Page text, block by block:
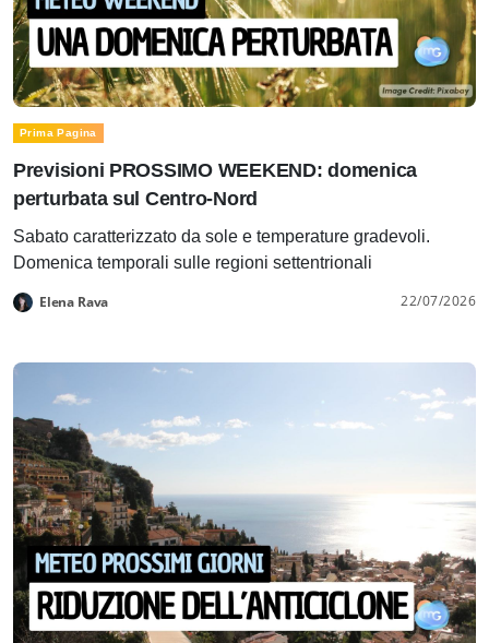
Prima Pagina
Previsioni PROSSIMO WEEKEND: domenica
perturbata sul Centro-Nord
Sabato caratterizzato da sole e temperature gradevoli.
Domenica temporali sulle regioni settentrionali
Elena Rava 22/07/2026